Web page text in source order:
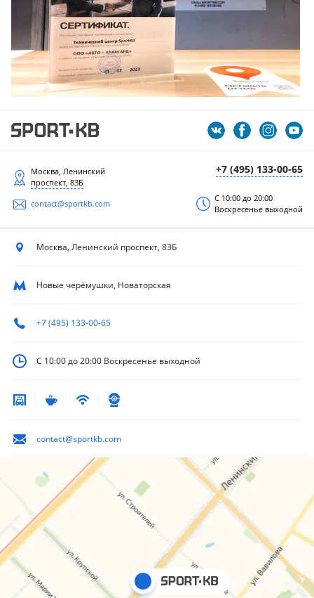
+7 (495) 133-00-65
Москва, Ленинский
проспект, 83Б
contact@sportkb.com
С 10:00 до 20:00
Воскресенье выходной
Москва, Ленинский проспект, 83Б
Новые черёмушки, Новаторская
+7 (495) 133-00-65
С 10:00 до 20:00 Воскресенье выходной
contact@sportkb.com